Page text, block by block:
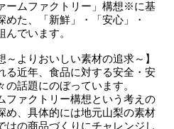
ームファクトリー」構想※に基
た、「新鮮」・「安心」・
んでいます。
～よりおいしい素材の追求～】
る近年、食品に対する安全・安
話題にのぼっています。
ファクトリー構想という考えの
め、具体的には地元山梨の素材
はの商品づくりにチャレンジし